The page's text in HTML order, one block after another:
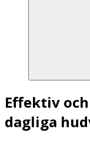
Effektiv
dagliga